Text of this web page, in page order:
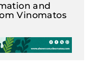
and
Vinomatos